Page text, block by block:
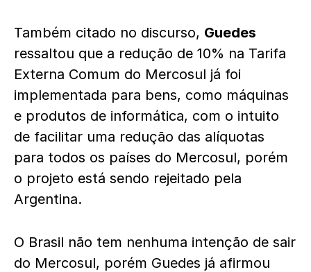
Também citado no discurso, Guedes
ressaltou que a redução de 10% na Tarifa
Externa Comum do Mercosul já foi
implementada para bens, como máquinas
e produtos de informática, com o intuito
de facilitar uma redução das alíquotas
para todos os países do Mercosul, porém
o projeto está sendo rejeitado pela
Argentina.
O Brasil não tem nenhuma intenção de sair
do Mercosul, porém Guedes já afirmou